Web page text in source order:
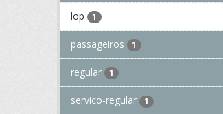
lop 1
passageiros 1
regular 1
servico-regular 1